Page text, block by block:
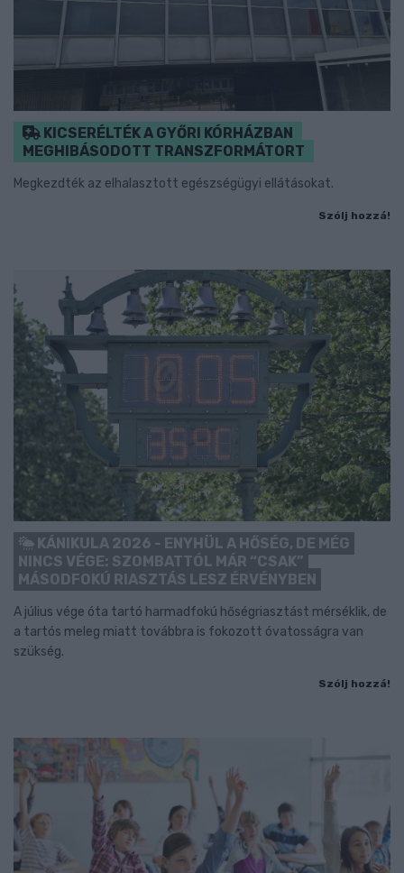
KICSERÉLTÉK A GYŐRI KÓRHÁZBAN
MEGHIBÁSODOTT TRANSZFORMÁTORT
Megkezdték az elhalasztott egészségügyi ellátásokat.
Szólj hozzá!
KÁNIKULA 2026 - ENYHÜL A HŐSÉG, DE MÉG
NINCS VÉGE: SZOMBATTÓL MÁR “CSAK”
MÁSODFOKÚ RIASZTÁS LESZ ÉRVÉNYBEN
A július vége óta tartó harmadfokú hőségriasztást mérséklik, de
a tartós meleg miatt továbbra is fokozott óvatosságra van
szükség.
Szólj hozzá!